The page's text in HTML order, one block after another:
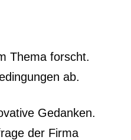
Thema forscht.
ab.
Gedanken.
der Firma